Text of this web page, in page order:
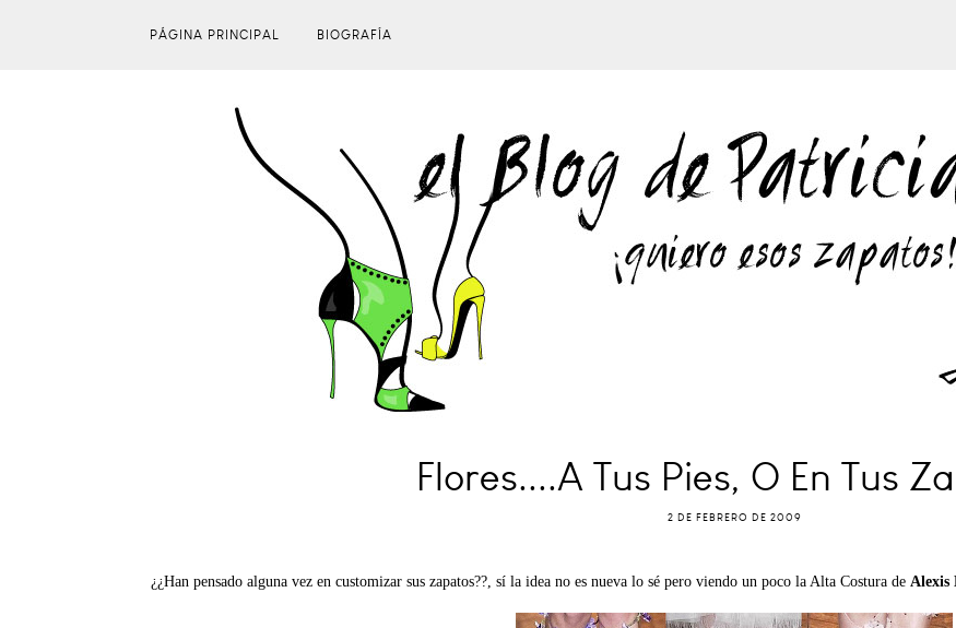
PÁGINA PRINCIPAL BIOGRAFÍA
Flores....a Tus Pies, O En Tus
2 DE FEBRERO DE 2009
¿¿Han pensado alguna vez en customizar sus zapatos??, sí la idea no es nueva lo sé pero viendo un poco la Alta Costura de Alexis